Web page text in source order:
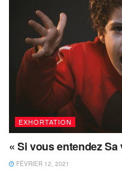
EXHORTATION
« Si vous entendez
FÉVRIER 12, 2021